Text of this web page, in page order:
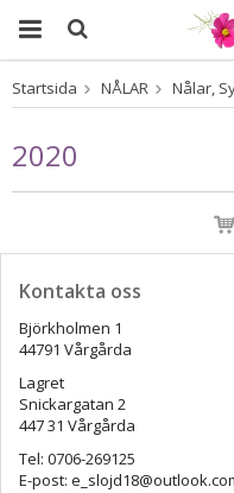
Produkten har
Startsida NÅLAR Nålar,
2020
Kontakta oss
Björkholmen 1
44791 Vårgårda
Lagret
Snickargatan 2
447 31 Vårgårda
Tel: 0706-269125
E-post: